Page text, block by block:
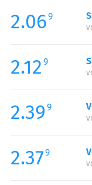
Samstag:
Sonntag:
2.069
2.12 9
2.39 9
2.379